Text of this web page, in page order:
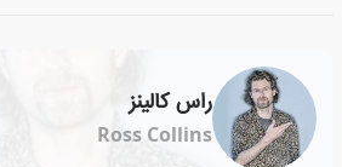
راس کالینز
Ross Collins